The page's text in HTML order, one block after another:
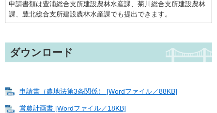
申請書類は豊浦総合支所建設農林水産課、菊川総合支所建設農林
課、豊北総合支所建設農林水産課でも提出できます。
ダウンロード
申請書（農地法第3条関係） [Wordファイル／88KB]
営農計画書 [Wordファイル／18KB]